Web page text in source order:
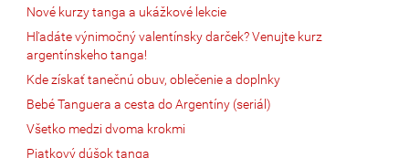
Nové kurzy tanga a ukážkové lekcie
Hľadáte výnimočný valentínsky darček? Venujte kurz
argentínskeho tanga!
Kde získať tanečnú obuv, oblečenie a doplnky
Bebé Tanguera a cesta do Argentíny (seriál)
Všetko medzi dvoma krokmi
Piatkový dúšok tanga